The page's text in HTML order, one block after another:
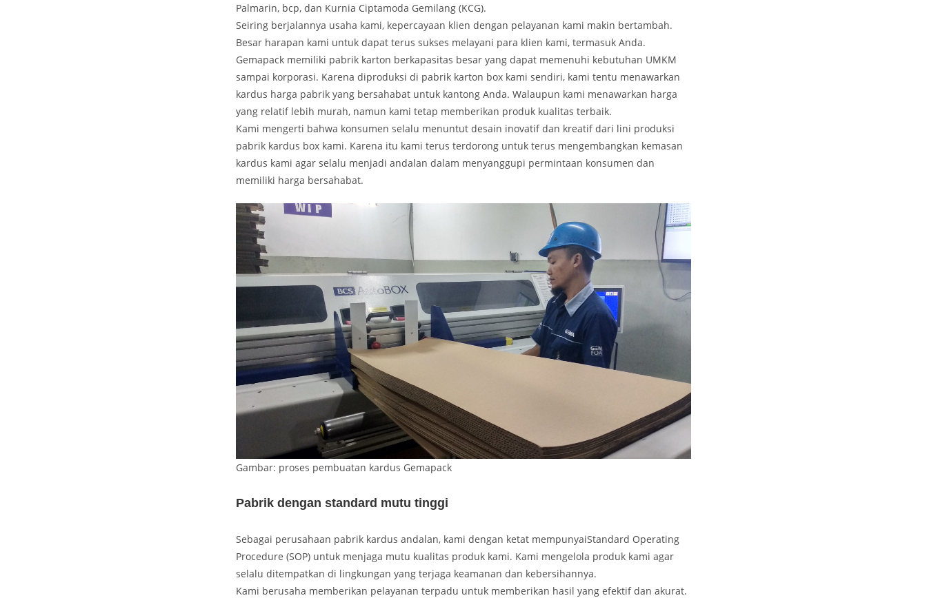
Palmarin, bcp, dan Kurnia Ciptamoda Gemilang (KCG).
Seiring berjalannya usaha kami, kepercayaan klien dengan pelayanan kami makin bertambah.
Besar harapan kami untuk dapat terus sukses melayani para klien kami, termasuk Anda.
Gemapack memiliki pabrik karton berkapasitas besar yang dapat memenuhi kebutuhan UMKM
sampai korporasi. Karena diproduksi di pabrik karton box kami sendiri, kami tentu menawarkan
kardus harga pabrik yang bersahabat untuk kantong Anda. Walaupun kami menawarkan harga
yang relatif lebih murah, namun kami tetap memberikan produk kualitas terbaik.
Kami mengerti bahwa konsumen selalu menuntut desain inovatif dan kreatif dari lini produksi
pabrik kardus box kami. Karena itu kami terus terdorong untuk terus mengembangkan kemasan
kardus kami agar selalu menjadi andalan dalam menyanggupi permintaan konsumen dan
memiliki harga bersahabat.
Gambar: proses pembuatan kardus Gemapack
Pabrik dengan standard mutu tinggi
Sebagai perusahaan pabrik kardus andalan, kami dengan ketat mempunyaiStandard Operating
Procedure (SOP) untuk menjaga mutu kualitas produk kami. Kami mengelola produk kami agar
selalu ditempatkan di lingkungan yang terjaga keamanan dan kebersihannya.
Kami berusaha memberikan pelayanan terpadu untuk memberikan hasil yang efektif dan akurat.